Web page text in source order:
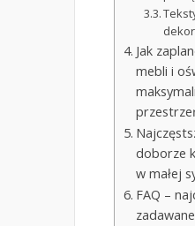
Jak
mebli i
doborze
w małej
FAQ –